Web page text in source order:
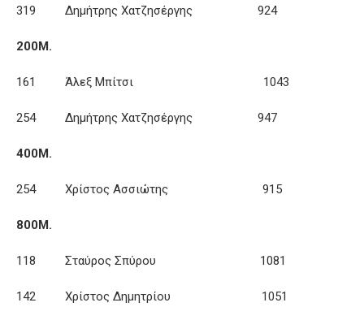
319 Δημήτρης Χατζησέργης 924
200Μ.
161 Άλεξ Μπίτσι 1043
254 Δημήτρης Χατζησέργης 947
400Μ.
254 Χρίστος Ασσιώτης 915
800Μ.
118 Σταύρος Σπύρου 1081
142 Χρίστος Δημητρίου 1051